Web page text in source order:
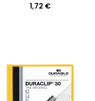
1,72 €